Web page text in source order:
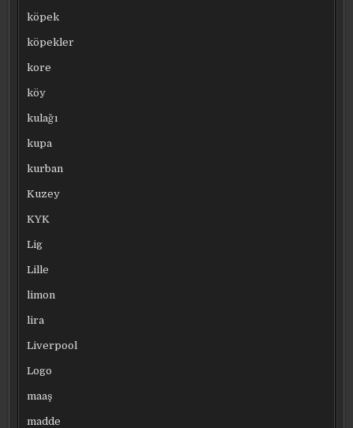
köpek
köpekler
kore
köy
kulağı
kupa
kurban
Kuzey
KYK
Lig
Lille
limon
lira
Liverpool
Logo
maaş
madde